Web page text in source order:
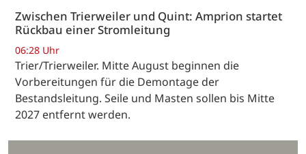
Zwischen Trierweiler und Quint: Amprion startet
Rückbau einer Stromleitung
06:28 Uhr
Trier/Trierweiler. Mitte August beginnen die
Vorbereitungen für die Demontage der
Bestandsleitung. Seile und Masten sollen bis Mitte
2027 entfernt werden.